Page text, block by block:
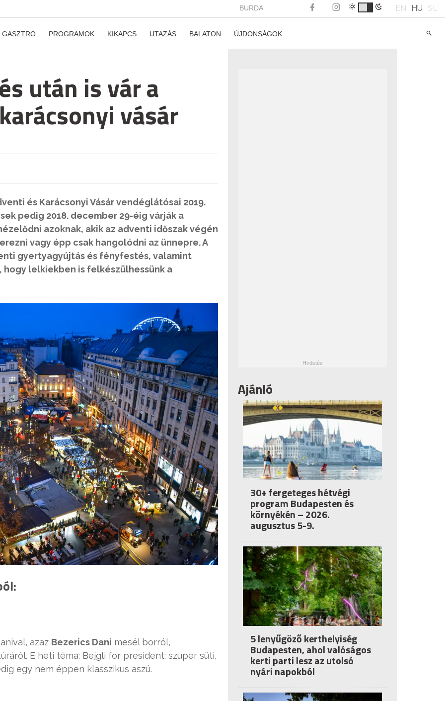
BURDA EN HU SL
GASZTRO PROGRAMOK KIKAPCS UTAZÁS BALATON ÚJDONSÁGOK
után is vár a
vásár
és Karácsonyi Vásár vendéglátósai 2019.
pedig 2018. december 29-éig várják a
azoknak, akik az adventi időszak végén
vagy épp csak hangolódni az ünnepre. A
gyertyagyújtás és fényfestés, valamint
lelkiekben is felkészülhessünk a
azaz Bezerics Dani mesél borról,
E heti téma: Bejgli for president: szuper süti,
egy nem éppen klasszikus aszú.
Ajánló
30+ fergeteges hétvégi
program Budapesten és
környékén – 2026.
augusztus 5-9.
5 lenyűgöző kerthelyiség
Budapesten, ahol valóságos
kerti parti lesz az utolsó
nyári napokból